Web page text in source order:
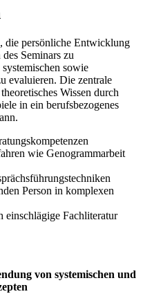
die persönliche Entwicklung
Seminars zu
sowie
evaluieren. Die zentrale
Wissen durch
in ein berufsbezogenes
wie Genogrammarbeit
Person in komplexen
einschlägige Fachliteratur
von systemischen und